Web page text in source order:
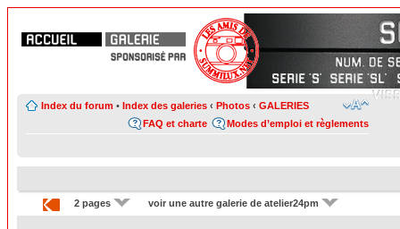
Index du forum • Index des galeries ‹ Photos ‹ GALERIES
Modes d’emploi et règlements
FAQ et charte
2 pages voir une autre galerie de atelier24pm